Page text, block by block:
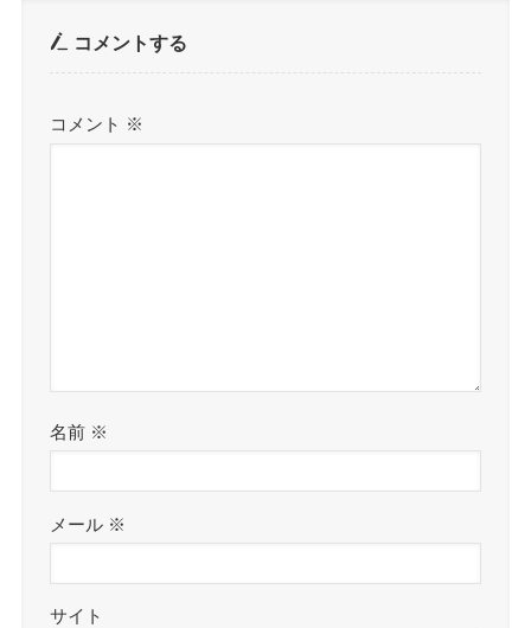
コメントする
コメント ※
名前 ※
メール ※
サイト